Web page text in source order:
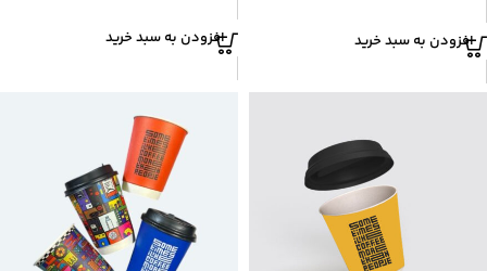
افزودن به سبد خرید افزودن به سبد خرید